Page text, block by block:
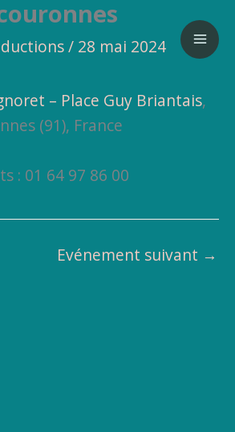
/ 28 mai 2024
– Place Guy Briantais,
(91), France
: 01 64 97 86 00
Evénement suivant →